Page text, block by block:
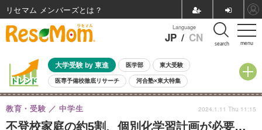
menu
Language
JP / CN search
大学受験 by 東進 医学部 東大受験
医専予備校徹底リサーチ 河合塾×東大特集
親子で考える大学選び 高校受験 中学受験 小学校受験
共通テスト 夏休み
8月開催イベント・WS 全国公立高校 過去問 人気記事
不登校家庭の約5割、個別化学習計画が必要…
教育・受験 中学生 2024.1.11 Thu 11:15
リセマム メンバーズ